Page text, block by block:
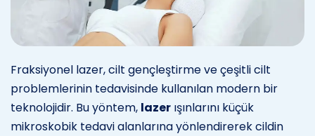
Fraksiyonel lazer, cilt gençleştirme ve çeşitli cilt
problemlerinin tedavisinde kullanılan modern bir
teknolojidir. Bu yöntem, lazer ışınlarını küçük
mikroskobik tedavi alanlarına yönlendirerek cildin